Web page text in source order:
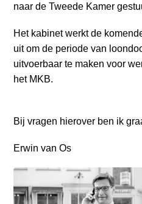
naar de Tweede Kamer
Het kabinet werkt de
uit om de periode van
uitvoerbaar te maken voor
het MKB.
Bij vragen hierover ben ik
Erwin van Os